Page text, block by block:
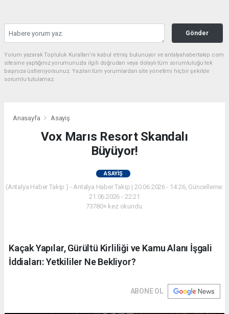
Gönder
Yorum yazarak Topluluk Kuralları’nı kabul etmiş bulunuyor ve antalyahabertakip.com
sitesine yaptığınız yorumunuzla ilgili doğrudan veya dolaylı tüm sorumluluğu tek
başınıza üstleniyorsunuz. Yazılan tüm yorumlardan site yönetimi hiçbir şekilde
sorumlu tutulamaz.
Anasayfa Asayiş
Vox Marıs Resort Skandalı
Büyüyor!
ASAYIŞ
(Antalya Haber Takip ) - Antalya Haber Takip | 20.06.2026 - 14:26, Güncelleme:
21.06.2026 - 22:21
73780+ kez okundu.
Kaçak Yapılar, Gürültü Kirliliği ve Kamu Alanı İşgali
İddiaları: Yetkililer Ne Bekliyor?
ABONE OL